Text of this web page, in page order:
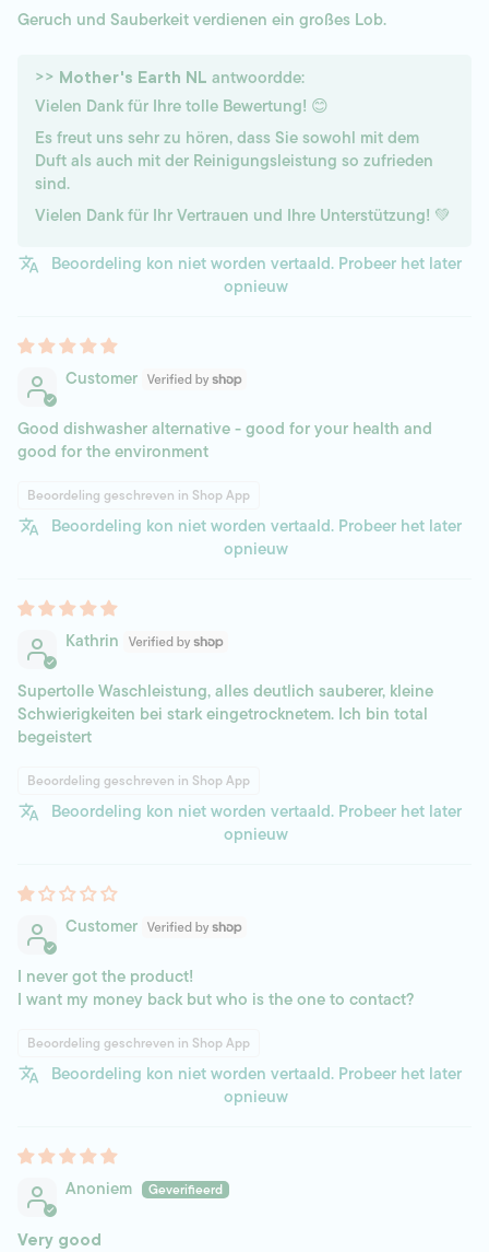
Geruch und Sauberkeit verdienen ein großes Lob.
>> Mother's Earth NL antwoordde:
Vielen Dank für Ihre tolle Bewertung! 😊
Es freut uns sehr zu hören, dass Sie sowohl mit dem
Duft als auch mit der Reinigungsleistung so zufrieden
sind.
Vielen Dank für Ihr Vertrauen und Ihre Unterstützung! 💚
Beoordeling kon niet worden vertaald. Probeer het later
opnieuw
Customer
Good dishwasher alternative - good for your health and
good for the environment
Beoordeling geschreven in Shop App
Beoordeling kon niet worden vertaald. Probeer het later
opnieuw
Kathrin
Supertolle Waschleistung, alles deutlich sauberer, kleine
Schwierigkeiten bei stark eingetrocknetem. Ich bin total
begeistert
Beoordeling geschreven in Shop App
Beoordeling kon niet worden vertaald. Probeer het later
opnieuw
Customer
I never got the product!
I want my money back but who is the one to contact?
Beoordeling geschreven in Shop App
Beoordeling kon niet worden vertaald. Probeer het later
opnieuw
Anoniem
Very good